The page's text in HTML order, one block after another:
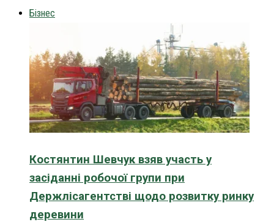
Бізнес
Костянтин Шевчук взяв участь у
засіданні робочої групи при
Держлісагентстві щодо розвитку ринку
деревини